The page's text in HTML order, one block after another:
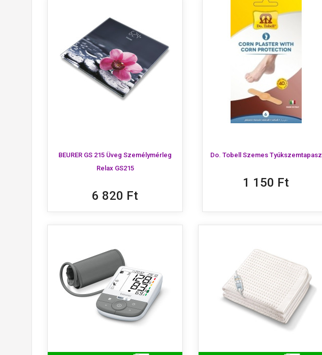
BEURER GS 215 Üveg Személymérleg
Relax GS215
6 820 Ft
Do. Tobell Szemes Tyúkszemtapasz
1 150 Ft